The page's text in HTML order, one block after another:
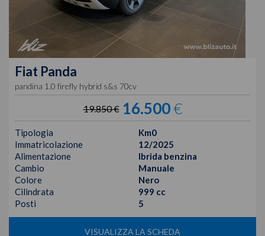
Fiat Panda
pandina 1.0 firefly hybrid s&s 70cv
19.850 € 16.500€
Tipologia
Km0
Immatricolazione
12/2025
Alimentazione
Ibrida benzina
Cambio
Manuale
Colore
Nero
Cilindrata
999 cc
Posti
5
VISUALIZZA LA SCHEDA